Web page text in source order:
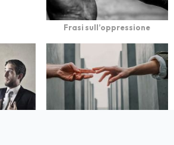
Frasi sull’oppressione